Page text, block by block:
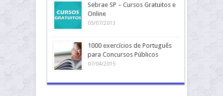
Sebrae SP – Cursos Gratuitos e
Online
05/07/2013
1000 exercícios de Português
para Concursos Públicos
07/04/2015